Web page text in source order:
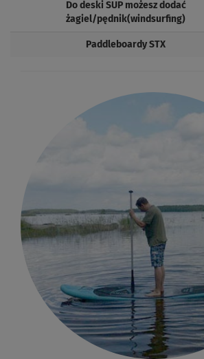
Do deski SUP możesz dodać
żagiel/pędnik(windsurfing)
Paddleboardy STX